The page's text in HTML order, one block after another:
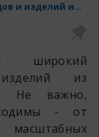
Продажа лантаноидов и изделий из них.
широкий
из
Не важно,
- от